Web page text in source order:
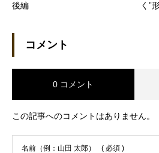
後編
く”
コメント
0 コメント
この記事へのコメントはありません。
名前（例：山田 太郎） ( 必須 )